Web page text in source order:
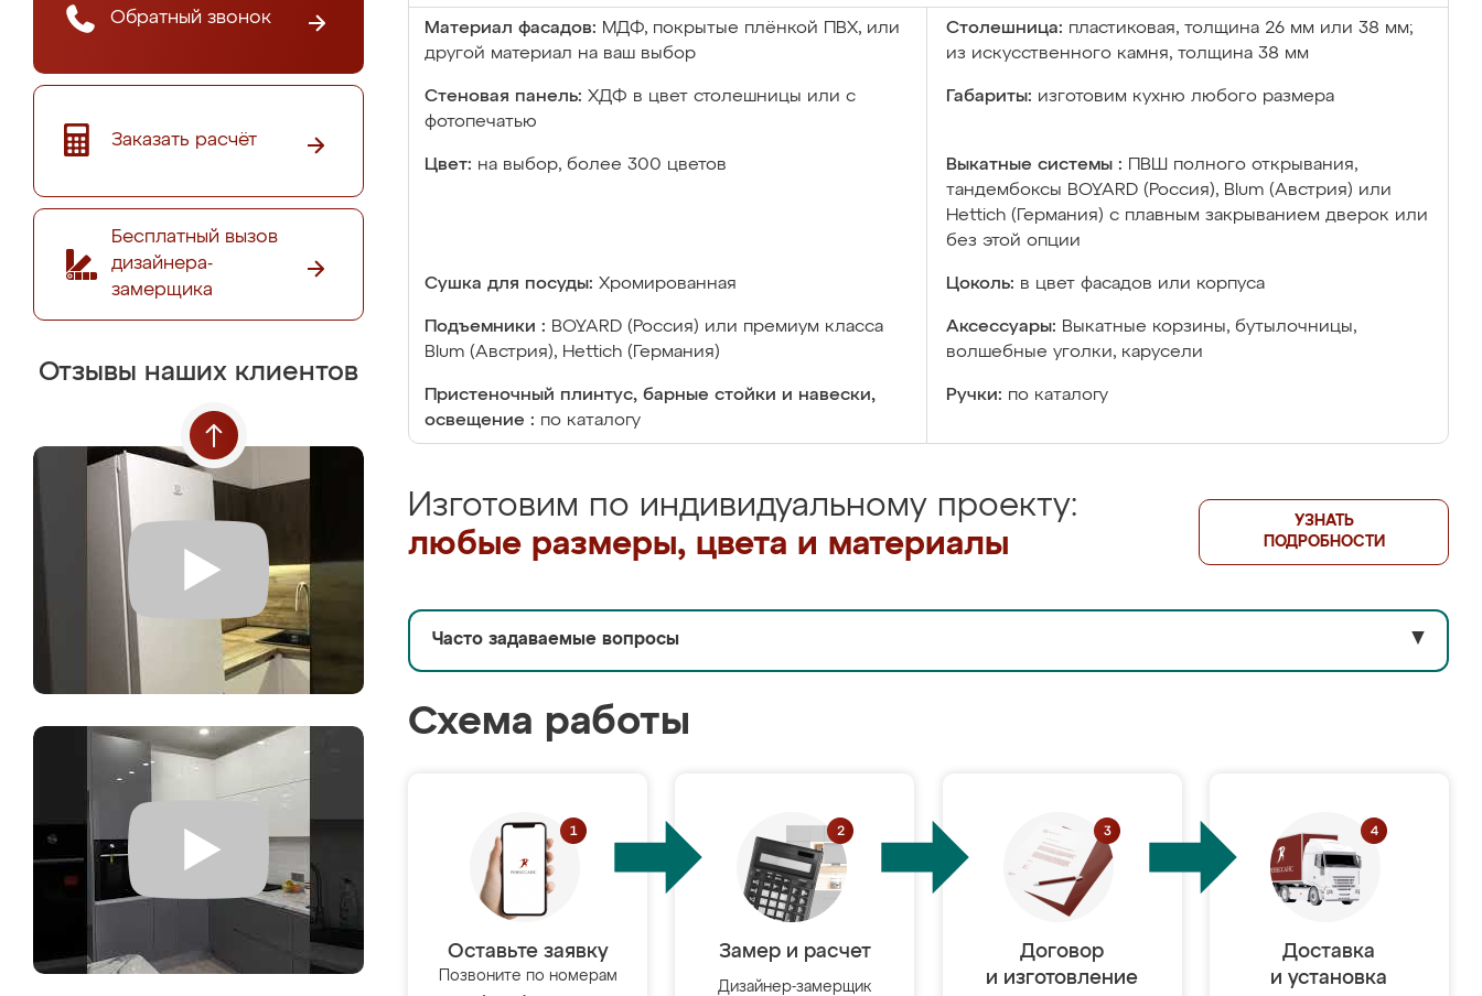
Обратный звонок
Заказать расчёт
Бесплатный вызов
дизайнера-
замерщика
Отзывы наших клиентов
Материал фасадов: МДФ, покрытые плёнкой ПВХ, или
другой материал на ваш выбор
Столешница: пластиковая, толщина 26 мм или 38 мм;
из искусственного камня, толщина 38 мм
Стеновая панель: ХДФ в цвет столешницы или с
фотопечатью
Габариты: изготовим кухню любого размера
Цвет: на выбор, более 300 цветов Выкатные системы :
ПВШ полного открывания,
тандембоксы BOYARD (Россия), Blum (Австрия) или
Hettich (Германия) с плавным закрыванием дверок или
без этой опции
Сушка для посуды: Хромированная Цоколь: в цвет фасадов или корпуса
Подъемники : BOYARD (Россия) или премиум класса
Blum (Австрия), Hettich (Германия)
Аксессуары: Выкатные корзины, бутылочницы,
волшебные уголки, карусели
Пристеночный плинтус, барные стойки и навески,
освещение : по каталогу
Ручки: по каталогу
Изготовим по индивидуальному проекту:
любые размеры, цвета и материалы
УЗНАТЬ
ПОДРОБНОСТИ
Часто задаваемые вопросы ▼
Схема работы
Оставьте заявку
Позвоните по номерам
Замер и расчет
Дизайнер-замерщик
Договор
и изготовление
Доставка
и установка